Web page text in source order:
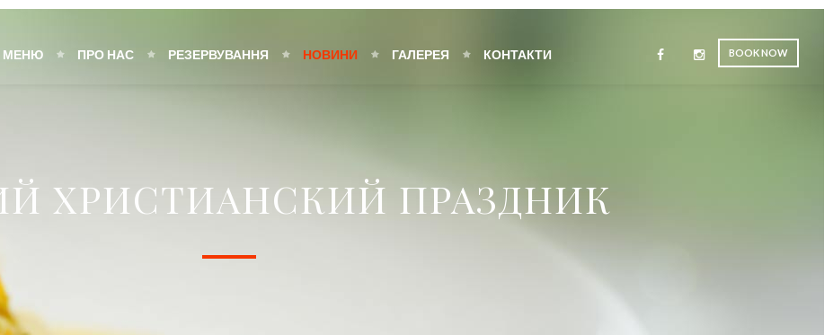
МЕНЮ ПРО НАС РЕЗЕРВУВАННЯ НОВИНИ ГАЛЕРЕЯ КОНТАКТИ BOOK NOW
ХРИСТИАНСКИЙ ПРАЗДНИК